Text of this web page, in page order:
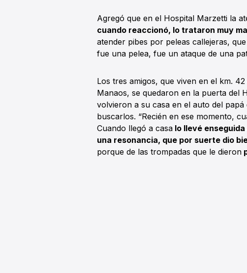
Agregó que en el Hospital Marzetti la
cuando reaccionó, lo trataron muy
atender pibes por peleas callejeras,
fue una pelea, fue un ataque de una
Los tres amigos, que viven en el km.
Manaos, se quedaron en la puerta del
volvieron a su casa en el auto del
buscarlos. “Recién en ese momento,
Cuando llegó a casa lo llevé
una resonancia, que por suerte dio
porque de las trompadas que le dieron